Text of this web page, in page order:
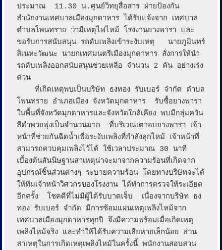
ประมาณ  11.30 น.ศูนย์วิทยุสื่อสาร ฝ่ายป้องกัน
สำนักงานเทศบาลเมืองมุกดาหาร ได้รับแจ้งจาก เทศบาล
ตำบลโพนทราย ว่ามีเหตุไฟไหม้ โรงงานยางพารา และ
ขอรับการสนับสนุน รถดับเพลิงเข้าระงับเหตุ   นายภูมินทร์
สิเนหะวัฒนะ นายกเทศมนตรีเมืองมุกดาหาร สั่งการให้นำ
รถดับเพลิงออกสนับสนุนช่วยเหลือ จำนวน 2 คัน อย่างเร่ง
ด่วน
โพนทราย อำเภอเมือง จังหวัดมุกดาหาร  รับซื้อยางพารา
ในพื้นที่จังหวัดมุกดาหารและจังหวัดใกล้เคียง พบมีกลุ่มควัน
สีดำพวยพุ่งเป็นจำนวนมาก  ที่บริเวณเตาอบยางพารา เจ้า
หน้าที่ช่วยกันฉีดน้ำเพื่อระงับเพลิงที่กำลังลุกไหม้ เจ้าหน้าที่
สามารถควบคุมเพลิงไว้ได้ ใช้เวลาประมาณ 30 นาที
เบื้องต้นสันนิษฐานสาเหตุน่าจะมาจากความร้อนที่เกิดจาก
อุปกรณ์ชิ้นส่วนต่างๆ ระบายความร้อน โดยทางบริษัทจะได้
ให้ทีมเจ้าหน้าวิศวกรของโรงงาน ได้ทำการตรวจให้ระเอียด
อีกครั้ง  โชคดีที่ไม่มีผู้ได้รับบาดเจ็บ  เนื่องจากบริษัท ธง
ทอง รับเบอร์ จำกัด มีการซ้อมแผนเหตุเพลิงไหม้จาก
เทศบาลเมืองมุกดาหารทุกปี จึงมีความพร้อมเมื่อเกิดเหตุ
เพลิงไหม้จริง และทำให้ได้รับความเสียหายเล็กน้อย ส่วน
สาเหตุในการเกิดเหตุเพลิงไหม้ในครั้งนี้ พนักงานสอบสวน